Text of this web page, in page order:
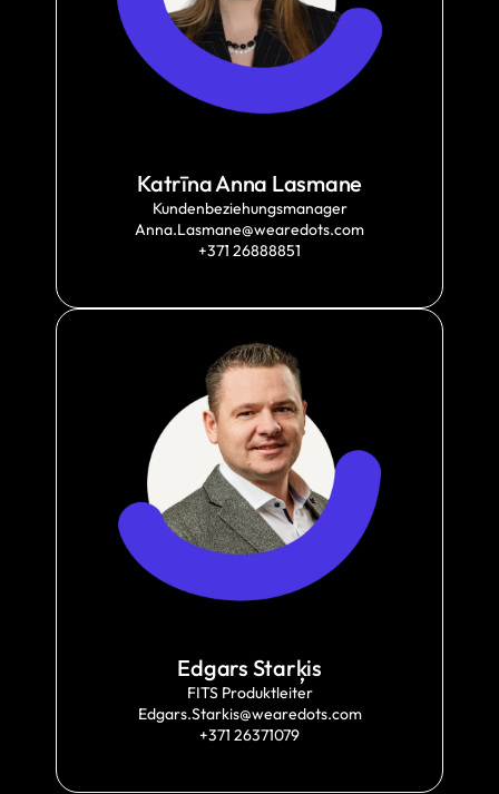
Katrīna Anna Lasmane
Kundenbeziehungsmanager
Anna.Lasmane@wearedots.com
+371 26888851
Edgars Starķis
FITS Produktleiter
Edgars.Starkis@wearedots.com
+371 26371079